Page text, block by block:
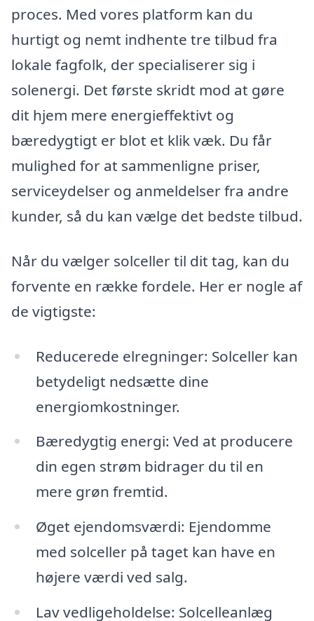
proces. Med vores platform kan du
hurtigt og nemt indhente tre tilbud fra
lokale fagfolk, der specialiserer sig i
solenergi. Det første skridt mod at gøre
dit hjem mere energieffektivt og
bæredygtigt er blot et klik væk. Du får
mulighed for at sammenligne priser,
serviceydelser og anmeldelser fra andre
kunder, så du kan vælge det bedste tilbud.
Når du vælger solceller til dit tag, kan du
forvente en række fordele. Her er nogle af
de vigtigste:
Reducerede elregninger: Solceller kan
betydeligt nedsætte dine
energiomkostninger.
Bæredygtig energi: Ved at producere
din egen strøm bidrager du til en
mere grøn fremtid.
Øget ejendomsværdi: Ejendomme
med solceller på taget kan have en
højere værdi ved salg.
Lav vedligeholdelse: Solcelleanlæg